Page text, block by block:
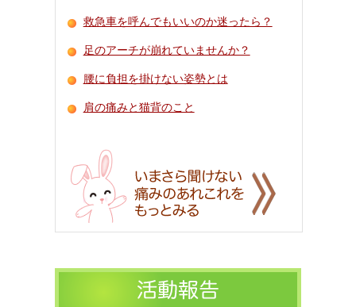
救急車を呼んでもいいのか迷ったら？
足のアーチが崩れていませんか？
腰に負担を掛けない姿勢とは
肩の痛みと猫背のこと